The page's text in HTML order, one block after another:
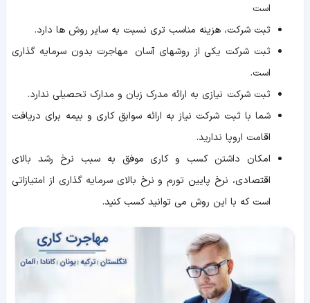
است
ثبت شرکت، هزینه مناسب تری نسبت به سایر روش ها دارد.
ثبت شرکت یکی از روشهای آسان مهاجرت بدون سرمایه گذاری
است.
ثبت شرکت نیازی به ارائه مدرک زبان و مدارک تحصیلی ندارد.
شما با ثبت شرکت نیاز به ارائه سوابق کاری و بیمه برای دریافت
اقامت اروپا ندارید.
امکان داشتن کسب و کاری موفق به سبب نرخ رشد بالای
اقتصادی، نرخ پایین تورم و نرخ بالای سرمایه گذاری از امتیازاتی
است که با این روش می توانید کسب کنید.